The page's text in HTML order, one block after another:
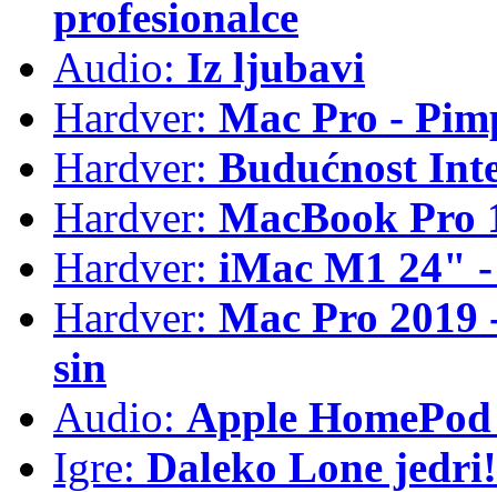
profesionalce
Audio: Iz ljubavi
Hardver: Mac Pro -
Hardver: Budućnost
Hardver: MacBook Pro
Hardver: iMac M1 24"
Hardver: Mac Pro
sin
Audio: Apple
Igre: Daleko Lone jedri!